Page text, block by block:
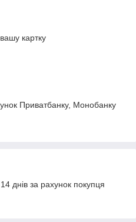
картку
Приватбанку, Монобанку
днів за рахунок покупця